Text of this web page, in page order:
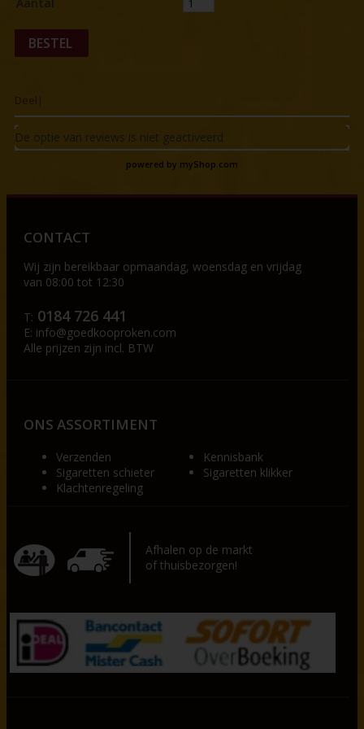
Aantal
BESTEL
Deel |
De optie van reviews is niet geactiveerd
powered by myShop.com
CONTACT
Wij zijn bereikbaar opmaandag, woensdag en vrijdag
van 08:00 tot 12:30
T: 0184 726 441
E: info@goedkooproken.com
Alle prijzen zijn incl. BTW
ONS ASSORTIMENT
Verzenden
Kennisbank
Sigaretten schieter
Sigaretten klikker
Klachtenregeling
Afhalen op de markt
of thuisbezorgen!